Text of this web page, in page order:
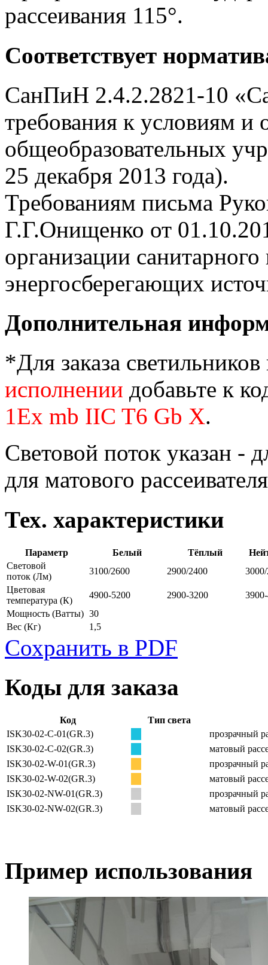
рассеивания 115°.
Соответствует
СанПиН 2.4.2.2821-10
требования к условиям и
общеобразовательных
25 декабря 2013 года).
Требованиям письма
Г.Г.Онищенко от
организации
энергосберегающих
Дополнительная
*Для заказа
исполнении добавьте к
1Ex mb IIC T6 Gb X.
Световой поток указан -
для матового
Тех. характеристики
Параметр Белый Тёплый
Световой
поток (Лм)
3100/2600 2900/2400
Цветовая
температура (К)
4900-5200 2900-3200
Мощность (Ватты) 30
Вес (Кг) 1,5
Сохранить в PDF
Коды для заказа
Код
Тип света
ISK30-02-C-01(GR.3)
прозрачный
ISK30-02-C-02(GR.3)
матовый
ISK30-02-W-01(GR.3)
прозрачный
ISK30-02-W-02(GR.3)
матовый
ISK30-02-NW-01(GR.3)
прозрачный
ISK30-02-NW-02(GR.3)
матовый
Пример использования